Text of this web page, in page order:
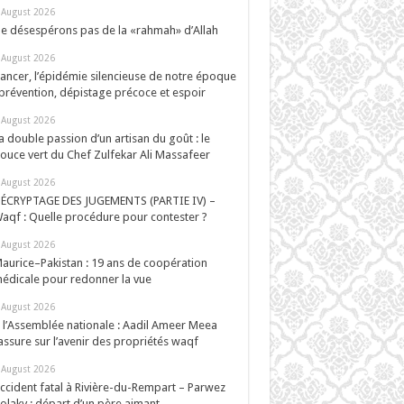
2026
désespérons pas de la «rahmah» d’Allah
2026
l’épidémie silencieuse de notre époque
dépistage précoce et espoir
2026
double passion d’un artisan du goût : le
vert du Chef Zulfekar Ali Massafeer
2026
DES JUGEMENTS (PARTIE IV) –
: Quelle procédure pour contester ?
2026
: 19 ans de coopération
pour redonner la vue
2026
l’Assemblée nationale : Aadil Ameer Meea
sur l’avenir des propriétés waqf
2026
fatal à Rivière-du-Rempart – Parwez